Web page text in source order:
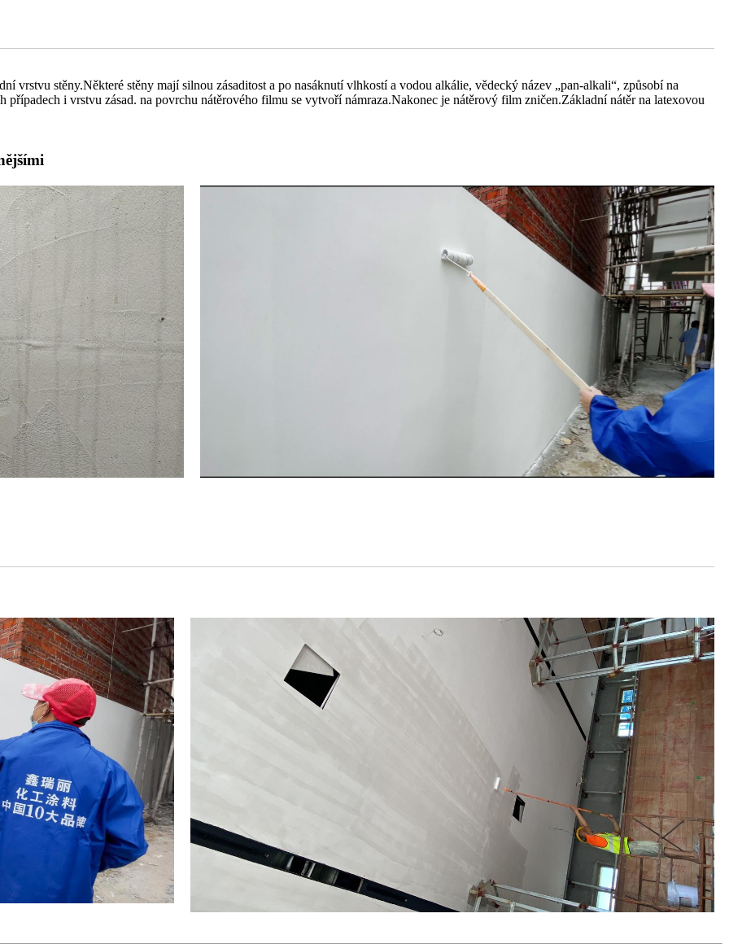
vrstvu stěny.Některé stěny mají silnou zásaditost a po nasáknutí vlhkostí a vodou alkálie, vědecký název „pan-alkali“, způsobí na
i vrstvu zásad. na povrchu nátěrového filmu se vytvoří námraza.Nakonec je nátěrový film zničen.Základní nátěr na latexovou